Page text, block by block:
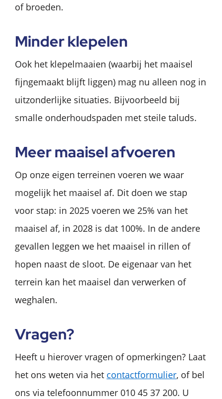
of broeden.
Minder klepelen
Ook het klepelmaaien (waarbij het maaisel
fijngemaakt blijft liggen) mag nu alleen nog in
uitzonderlijke situaties. Bijvoorbeeld bij
smalle onderhoudspaden met steile taluds.
Meer maaisel afvoeren
Op onze eigen terreinen voeren we waar
mogelijk het maaisel af. Dit doen we stap
voor stap: in 2025 voeren we 25% van het
maaisel af, in 2028 is dat 100%. In de andere
gevallen leggen we het maaisel in rillen of
hopen naast de sloot. De eigenaar van het
terrein kan het maaisel dan verwerken of
weghalen.
Vragen?
Heeft u hierover vragen of opmerkingen? Laat
het ons weten via het contactformulier, of bel
ons via telefoonnummer 010 45 37 200. U